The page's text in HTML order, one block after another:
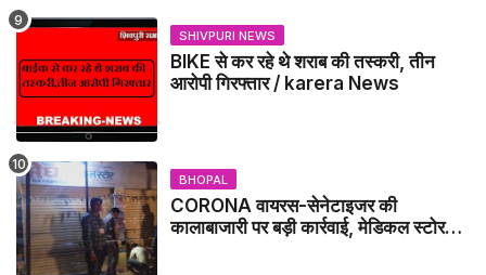
SHIVPURI NEWS
BIKE से कर रहे थे शराब की तस्करी, तीन
आरोपी गिरफ्तार / karera News
BHOPAL
CORONA वायरस-सेनेटाइजर की
कालाबाजारी पर बड़ी कार्रवाई, मेडिकल स्टोर